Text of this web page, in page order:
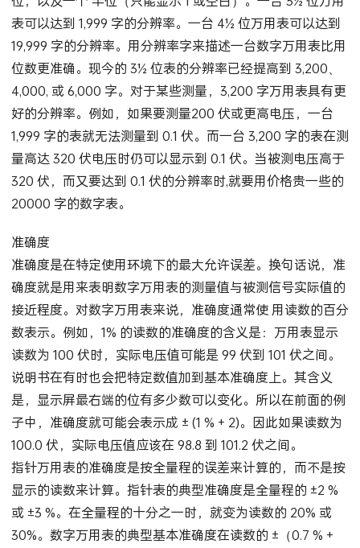
位，以及一个 半位（只能显示 1 或空白）。一台 3½ 位万用
表可以达到 1,999 字的分辨率。一台 4½ 位万用表可以达到
19,999 字的分辨率。用分辨率字来描述一台数字万用表比用
位数更准确。现今的 3½ 位表的分辨率已经提高到 3,200、
4,000, 或 6,000 字。对于某些测量，3,200 字万用表具有更
好的分辨率。例如，如果要测量200 伏或更高电压，一台
1,999 字的表就无法测量到 0.1 伏。而一台 3,200 字的表在测
量高达 320 伏电压时仍可以显示到 0.1 伏。当被测电压高于
320 伏，而又要达到 0.1 伏的分辨率时,就要用价格贵一些的
准确度
准确度是在特定使用环境下的最大允许误差。换句话说，准
确度就是用来表明数字万用表的测量值与被测信号实际值的
接近程度。对数字万用表来说，准确度通常使 用读数的百分
数表示。例如，1% 的读数的准确度的含义是：万用表显示
读数为 100 伏时，实际电压值可能是 99 伏到 101 伏之间。
说明书在有时也会把特定数值加到基本准确度上。其含义
是，显示屏最右端的位有多少数可以变化。所以在前面的例
子中，准确度就可能会表示成 ± (1 % + 2)。因此如果读数为
100.0 伏，实际电压值应该在 98.8 到 101.2 伏之间。
指针万用表的准确度是按全量程的误差来计算的，而不是按
显示的读数来计算。指针表的典型准确度是全量程的 ±2 %
或 ±3 %。在全量程的十分之一时，就变为读数的 20% 或